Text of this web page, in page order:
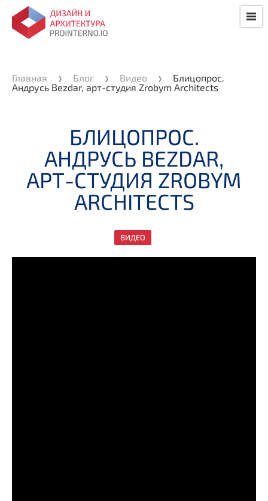
Главная Блог Видео
Блицопрос.
Андрусь Bezdar, арт-студия Zrobym Architects
БЛИЦОПРОС.
АНДРУСЬ BEZDAR,
АРТ-СТУДИЯ ZROBYM
ARCHITECTS
ВИДЕО